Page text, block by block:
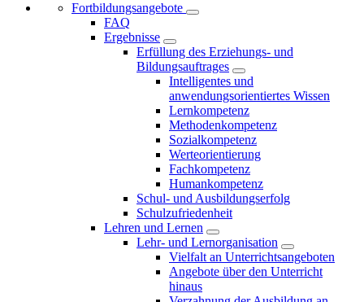
Fortbildungsangebote
FAQ
Ergebnisse
Erfüllung des Erziehungs- und
Bildungsauftrages
Intelligentes und
anwendungsorientiertes Wissen
Lernkompetenz
Methodenkompetenz
Sozialkompetenz
Werteorientierung
Fachkompetenz
Humankompetenz
Schul- und Ausbildungserfolg
Schulzufriedenheit
Lehren und Lernen
Lehr- und Lernorganisation
Vielfalt an Unterrichtsangeboten
Angebote über den Unterricht
hinaus